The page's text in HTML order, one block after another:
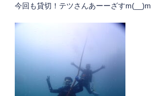
今回も貸切！テツさんあーーざすm(__)m